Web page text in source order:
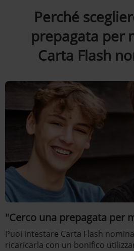
Perché
prepagata per
Carta Flash
"Cerco una prepagata per
Puoi intestare Carta Flash
ricaricarla con un bonifico